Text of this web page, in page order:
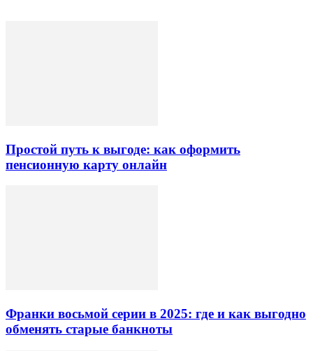
Простой путь к выгоде: как оформить
пенсионную карту онлайн
Франки восьмой серии в 2025: где и как выгодно
обменять старые банкноты